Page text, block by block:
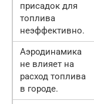
присадок для
топлива
неэффективно.
Аэродинамика
не влияет на
расход топлива
в городе.